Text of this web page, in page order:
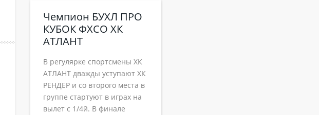
Чемпион БУХЛ ПРО
КУБОК ФХСО ХК
АТЛАНТ
В регулярке спортсмены ХК
АТЛАНТ дважды уступают ХК
РЕНДЕР и со второго места в
группе стартуют в играх на
вылет с 1/4й. В финале